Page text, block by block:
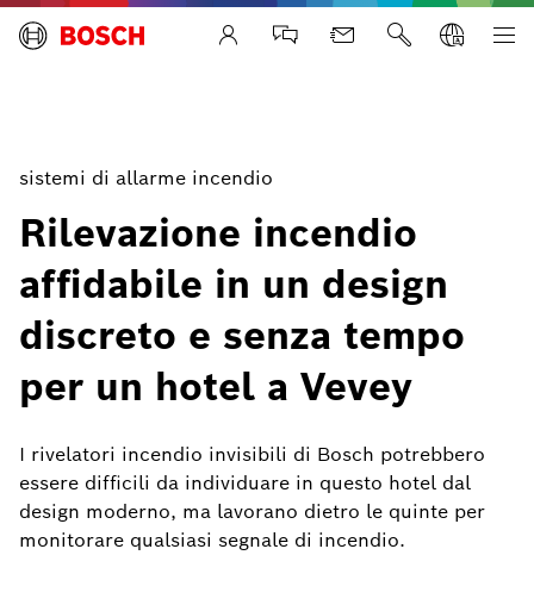
Life Safety Systems
sistemi di allarme incendio
Rilevazione incendio
affidabile in un design
discreto e senza tempo
per un hotel a Vevey
I rivelatori incendio invisibili di Bosch potrebbero
essere difficili da individuare in questo hotel dal
design moderno, ma lavorano dietro le quinte per
monitorare qualsiasi segnale di incendio.